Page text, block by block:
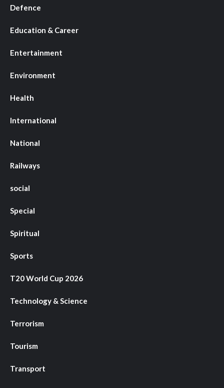
Defence
Education & Career
Entertainment
Environment
Health
International
National
Railways
social
Special
Spiritual
Sports
T20 World Cup 2026
Technology & Science
Terrorism
Tourism
Transport